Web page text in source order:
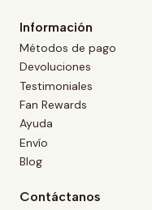
Información
Métodos de pago
Devoluciones
Testimoniales
Fan Rewards
Ayuda
Envío
Blog
Contáctanos